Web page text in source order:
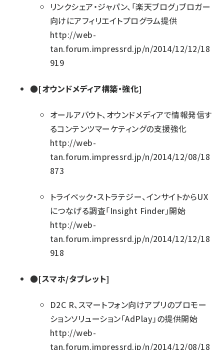
リンクシェア・ジャパン、「楽天ブログ」ブロガー
向けにアフィリエイトプログラム提供
http://web-
tan.forum.impressrd.jp/n/2014/12/12/18
919
●[オウンドメディア構築・強化]
オールアバウト、オウンドメディアで情報発信す
るコンテンツマーケティングの支援強化
http://web-
tan.forum.impressrd.jp/n/2014/12/08/18
873
トライベック・ストラテジー、インサイトからUX
につなげる調査「Insight Finder」開始
http://web-
tan.forum.impressrd.jp/n/2014/12/12/18
918
●[スマホ/タブレット]
D2C R、スマートフォン向けアプリのプロモー
ションソリューション「AdPlay」の提供開始
http://web-
tan.forum.impressrd.jp/n/2014/12/08/18